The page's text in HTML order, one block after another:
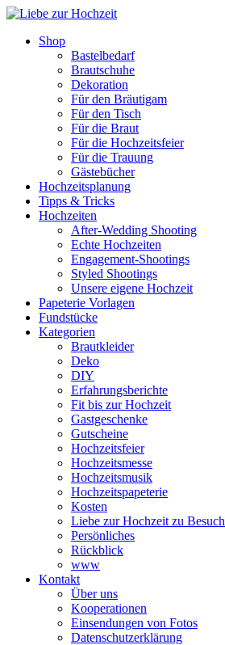
Shop
Bastelbedarf
Brautschuhe
Dekoration
Für den Bräutigam
Für den Tisch
Für die Braut
Für die Hochzeitsfeier
Für die Trauung
Gästebücher
Hochzeitsplanung
Tipps & Tricks
Hochzeiten
After-Wedding Shooting
Echte Hochzeiten
Engagement-Shootings
Styled Shootings
Unsere eigene Hochzeit
Papeterie Vorlagen
Fundstücke
Kategorien
Brautkleider
Deko
DIY
Erfahrungsberichte
Fit bis zur Hochzeit
Gastgeschenke
Gutscheine
Hochzeitsfeier
Hochzeitsmesse
Hochzeitsmusik
Hochzeitspapeterie
Kosten
Liebe zur Hochzeit zu Besuch
Persönliches
Rückblick
www
Kontakt
Über uns
Kooperationen
Einsendungen von Fotos
Datenschutzerklärung